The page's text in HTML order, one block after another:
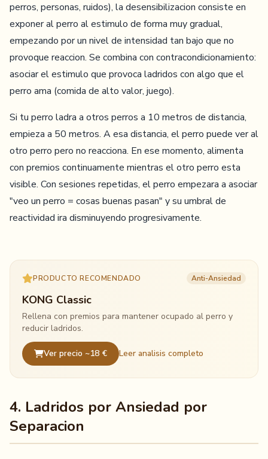
perros, personas, ruidos), la desensibilizacion consiste en
exponer al perro al estimulo de forma muy gradual,
empezando por un nivel de intensidad tan bajo que no
provoque reaccion. Se combina con contracondicionamiento:
asociar el estimulo que provoca ladridos con algo que el
perro ama (comida de alto valor, juego).
Si tu perro ladra a otros perros a 10 metros de distancia,
empieza a 50 metros. A esa distancia, el perro puede ver al
otro perro pero no reacciona. En ese momento, alimenta
con premios continuamente mientras el otro perro esta
visible. Con sesiones repetidas, el perro empezara a asociar
"veo un perro = cosas buenas pasan" y su umbral de
reactividad ira disminuyendo progresivamente.
PRODUCTO RECOMENDADO Anti-Ansiedad
KONG Classic
Rellena con premios para mantener ocupado al perro y
reducir ladridos.
Ver precio ~18 € Leer analisis completo
4. Ladridos por Ansiedad por
Separacion